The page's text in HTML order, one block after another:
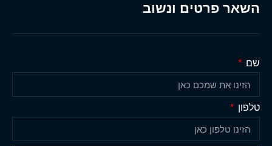
השאר פרטים ונשוב
שם
טלפון